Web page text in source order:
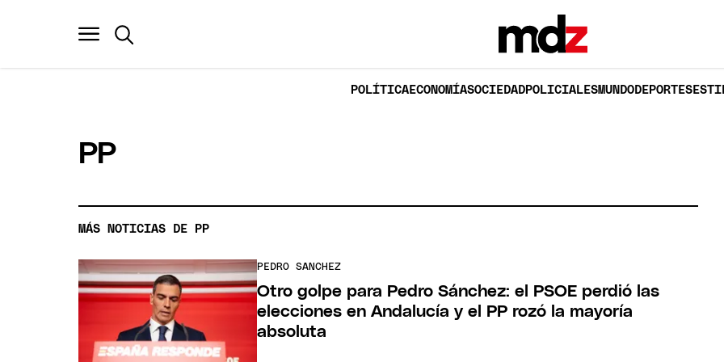
POLÍTICAECONOMÍASOCIEDADPOLICIALESMUNDODEPORTES
PP
MÁS NOTICIAS DE PP
PEDRO SANCHEZ
Otro golpe para Pedro Sánchez: el PSOE perdió las
elecciones en Andalucía y el PP rozó la mayoría
absoluta